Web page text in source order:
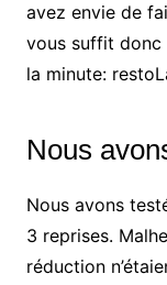
avez envie de
vous suffit donc
la minute:
Nous
Nous avons
3 reprises.
réduction